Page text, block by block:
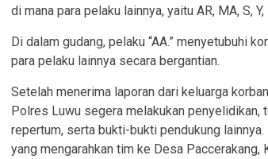
di mana para pelaku lainnya, yaitu AR, MA, S,
Di dalam gudang, pelaku “AA.” menyetubuhi
para pelaku lainnya secara bergantian.
Setelah menerima laporan dari keluarga
Polres Luwu segera melakukan
repertum, serta bukti-bukti pendukung
yang mengarahkan tim ke Desa Paccerakang,